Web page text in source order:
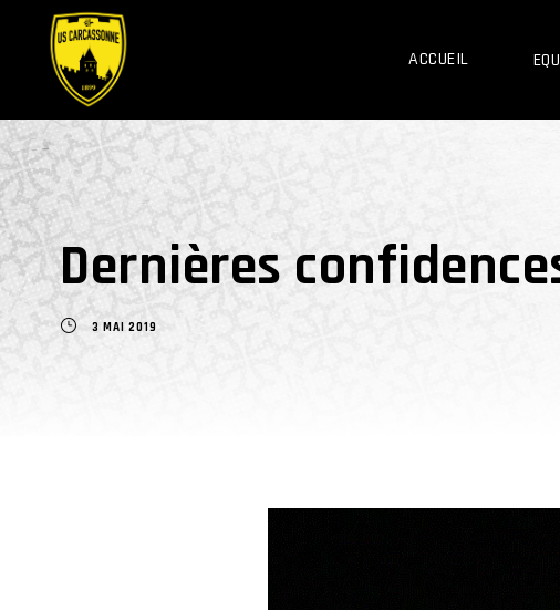
ACCUEIL
Dernières
3 MAI 2019